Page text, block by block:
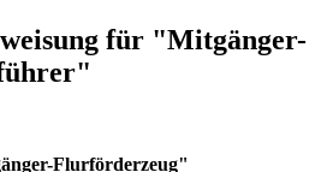
für "Mitgänger-
Flurförderzeug"